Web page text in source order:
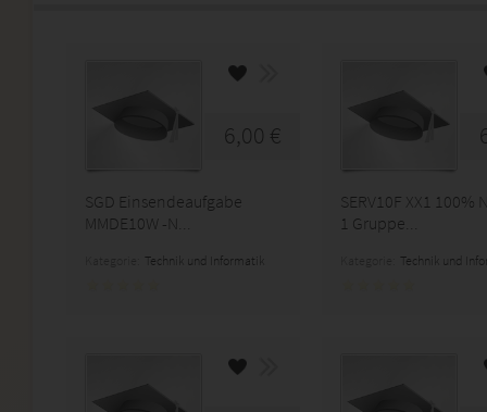
6,00 €
SGD Einsendeaufgabe
MMDE10W -N...
Technik und Informatik
SERV10F XX1 100%
1 Gruppe...
Technik und